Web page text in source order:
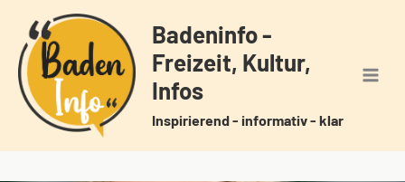
Inhalt
springen
Badeninfo -
Freizeit, Kultur,
Infos
Inspirierend - informativ - klar